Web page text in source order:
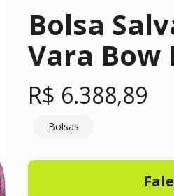
Bolsa
Vara Bow
R$ 6.388,89
Bolsas